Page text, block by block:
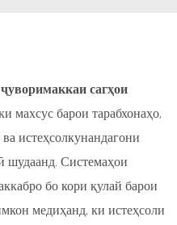
сагҳои
махсус барои тарабхонаҳо,
истеҳсолкунандагони
шудаанд. Системаҳои
бо кори қулай барои
медиҳанд, ки истеҳсоли